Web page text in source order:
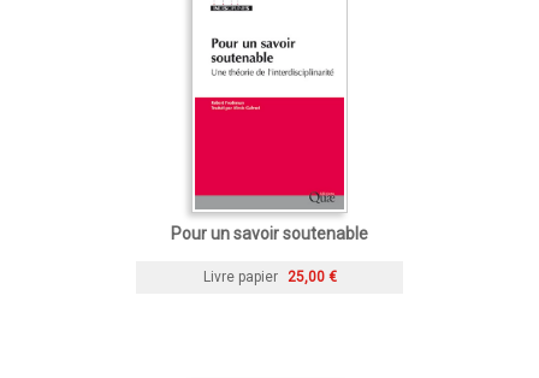
Pour un savoir soutenable
Livre papier 25,00 €